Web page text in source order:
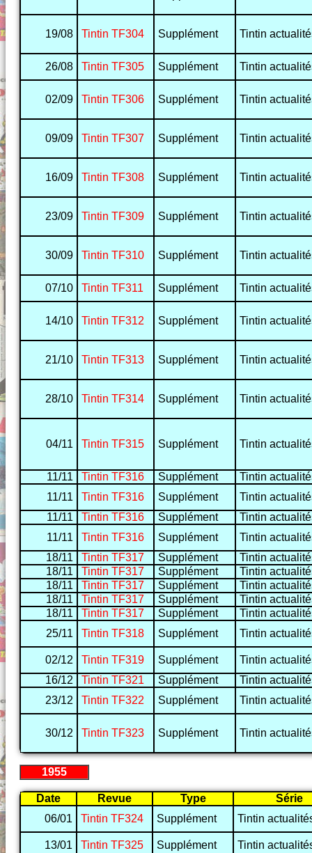
19/08 Tintin TF304 Supplément Tintin
26/08 Tintin TF305 Supplément Tintin
02/09 Tintin TF306 Supplément Tintin
09/09 Tintin TF307 Supplément Tintin
16/09 Tintin TF308 Supplément Tintin
23/09 Tintin TF309 Supplément Tintin
30/09 Tintin TF310 Supplément Tintin
07/10 Tintin TF311 Supplément Tintin
14/10 Tintin TF312 Supplément Tintin
21/10 Tintin TF313 Supplément Tintin
28/10 Tintin TF314 Supplément Tintin
04/11 Tintin TF315 Supplément Tintin
11/11 Tintin TF316 Supplément
Tintin
11/11
Tintin TF316 Supplément
Tintin
11/11
Tintin TF316 Supplément
Tintin
11/11
Tintin TF316 Supplément
Tintin
18/11
Tintin TF317 Supplément
Tintin
18/11
Tintin TF317 Supplément
Tintin
18/11
Tintin TF317 Supplément
Tintin
18/11
Tintin TF317 Supplément
Tintin
18/11
Tintin TF317 Supplément
Tintin
25/11
Tintin TF318 Supplément Tintin
02/12 Tintin TF319 Supplément
Tintin
16/12
Tintin TF321 Supplément
Tintin
23/12
Tintin TF322 Supplément Tintin
30/12 Tintin TF323 Supplément Tintin
1955
Date Revue Type
Série
06/01
Tintin TF324 Supplément Tintin
13/01 Tintin TF325 Supplément Tintin